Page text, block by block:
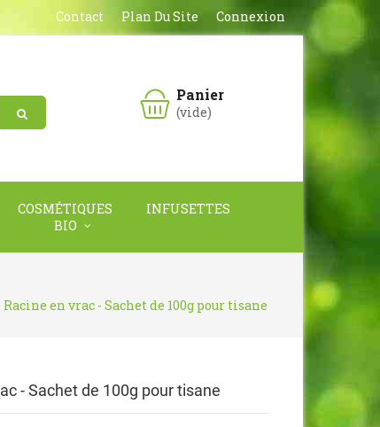
Connexion
Contact Plan Du Site
Panier
(vide)
COSMÉTIQUES
BIO
INFUSETTES
en vrac - Sachet de 100g pour tisane
- Sachet de 100g pour tisane